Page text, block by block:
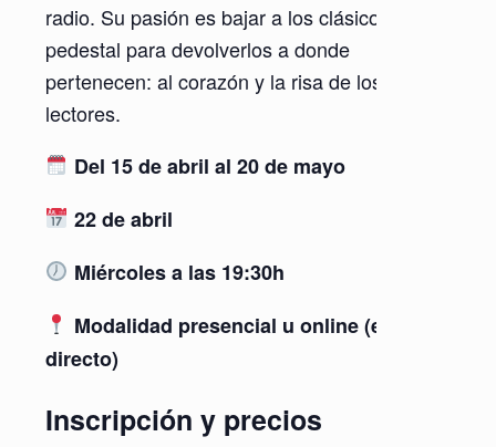
radio. Su pasión es bajar a los clásicos del
pedestal para devolverlos a donde
pertenecen: al corazón y la risa de los
lectores.
Del 15 de abril al 20 de mayo
22 de abril
Miércoles a las 19:30h
Modalidad presencial u online (en
directo)
Inscripción y precios